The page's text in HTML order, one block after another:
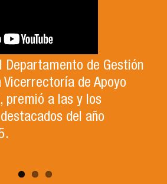
Departamento de Gestión
de Apoyo
premió a las y los
del año
conoceremos el
liderado por el
y estudiantes de
Física de la Facultad
de la Uni
el video de nuestro
Sanchez para el cargo
período 2025-2026.